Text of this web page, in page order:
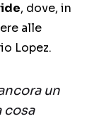
, dove, in
alle
Lopez.
un
cosa